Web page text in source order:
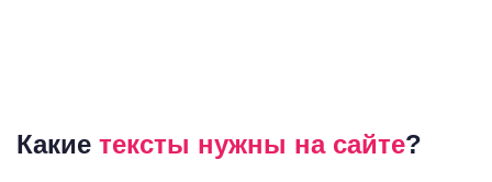
Какие тексты нужны на сайте?